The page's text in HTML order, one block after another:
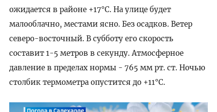
ожидается в районе +17°C. На улице будет
малооблачно, местами ясно. Без осадков. Ветер
северо-восточный. В субботу его скорость
составит 1-5 метров в секунду. Атмосферное
давление в пределах нормы - 765 мм рт. ст. Ночью
столбик термометра опустится до +11°C.